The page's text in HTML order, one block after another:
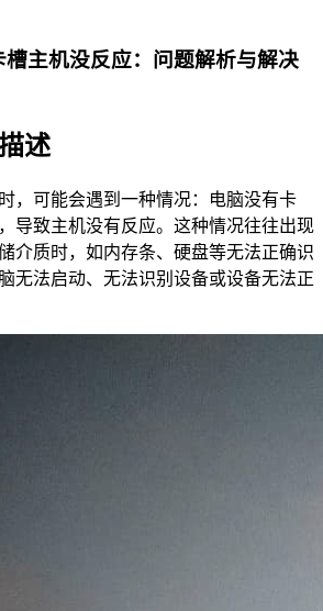
主机没反应：问题解析与解决
述
，可能会遇到一种情况：电脑没有卡
导致主机没有反应。这种情况往往出现
介质时，如内存条、硬盘等无法正确识
无法启动、无法识别设备或设备无法正